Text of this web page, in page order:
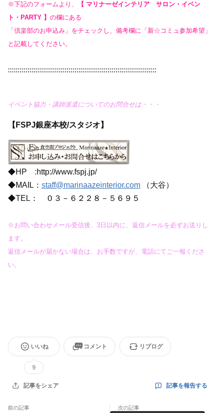
※下記のフォームより、
【 マリナーゼインテリア サロン・イベン
ト・PARTY 】 の欄にある
「倶楽部のお申込み」をチェックし、備考欄に「新☆コミュ参加希望」
と記載してください。
::::::::::::::::::::::::::::::::::::::::::::::::::::::::::::::::::::::::::::
イベント協力・講師派遣についてのお問合せは・・・
【FSPJ銀座本校/スタジオ】
◆HP :http://www.fspj.jp/
◆MAIL： staff@marinaazeinterior.com （大谷）
◆TEL：
０３－６２２８－５６９５
※お問い合わせメール受信後、3日以内に、返信メールを必ずお送りし
ます。
返信メールが届かない場合は、お手数ですが、電話にてご一報くださ
い。
いいね
9
コメント リブログ
記事をシェア 記事を報告する
前の記事 次の記事